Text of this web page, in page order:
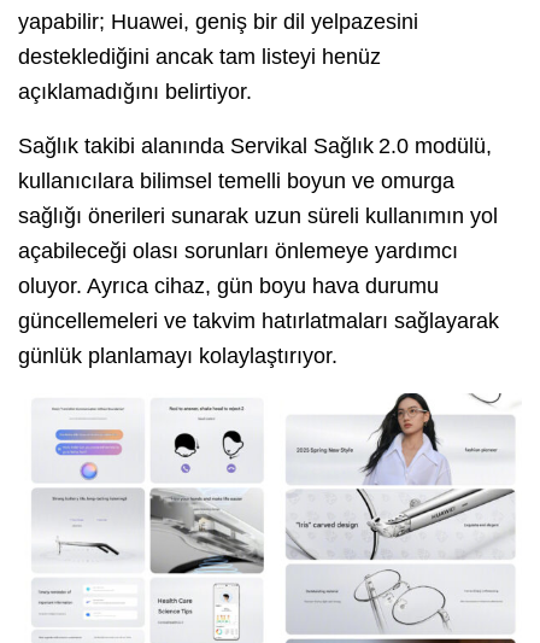
yapabilir; Huawei, geniş bir dil yelpazesini
desteklediğini ancak tam listeyi henüz
açıklamadığını belirtiyor.
Sağlık takibi alanında Servikal Sağlık 2.0 modülü,
kullanıcılara bilimsel temelli boyun ve omurga
sağlığı önerileri sunarak uzun süreli kullanımın yol
açabileceği olası sorunları önlemeye yardımcı
oluyor. Ayrıca cihaz, gün boyu hava durumu
güncellemeleri ve takvim hatırlatmaları sağlayarak
günlük planlamayı kolaylaştırıyor.